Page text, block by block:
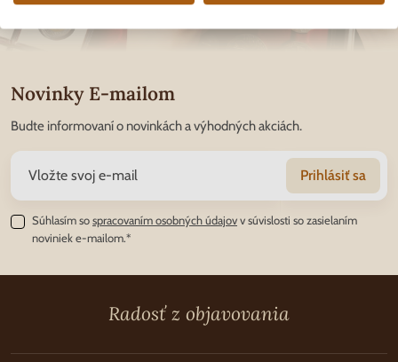
Novinky E-mailom
Budte informovaní o novinkách a výhodných akciách.
Prihlásiť sa
Súhlasím sospracovaním osobných údajovv súvislosti so zasielaním
noviniek e-mailom.*
Radosť z objavovania